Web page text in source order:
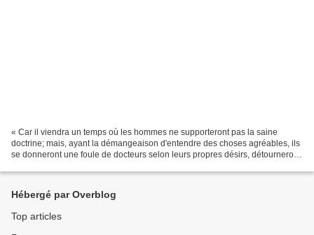
« Car il viendra un temps où les hommes ne supporteront pas la saine
doctrine; mais, ayant la démangeaison d'entendre des choses agréables, ils
se donneront une foule de docteurs selon leurs propres désirs, détourneront
Hébergé par Overblog
Top articles